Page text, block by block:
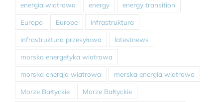
energia wiatrowa energy energy transition
Europa Europe infrastruktura
infrastruktura przesyłowa latestnews
morska energetyka wiatrowa
morska energia wiatrowa morska energia wiatrowa
Morze Bałtyckie Morze Bałtyckie